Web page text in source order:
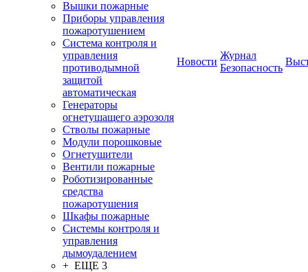
Вышки пожарные
Приборы управления
пожаротушением
Система контроля и
управления
противодымной
защитой
автоматическая
Генераторы
огнетушащего аэрозоля
Стволы пожарные
Модули порошковые
Огнетушители
Вентили пожарные
Роботизированные
средства
пожаротушения
Шкафы пожарные
Системы контроля и
управления
дымоудалением
+ ЕЩЕ 3
Новости
Журнал
Безопасность